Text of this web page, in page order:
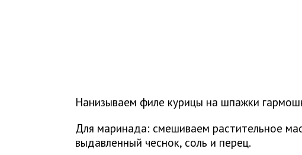
Нанизываем филе курицы на шпажки
Для маринада: смешиваем растительное
выдавленный чеснок, соль и перец.